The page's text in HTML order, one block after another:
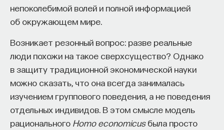
непоколебимой волей и полной информацией
об окружающем мире.
Возникает резонный вопрос: разве реальные
люди похожи на такое сверхсущество? Однако
в защиту традиционной экономической науки
можно сказать, что она всегда занималась
изучением группового поведения, а не поведения
отдельных индивидов. В этом смысле модель
рационального Homo economicusбыла просто